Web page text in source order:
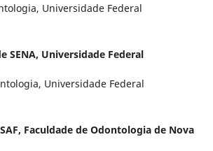
Universidade Federal
SENA, Universidade Federal
Universidade Federal
Faculdade de Odontologia de Nova